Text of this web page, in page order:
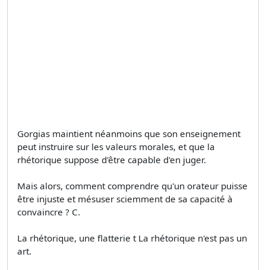
Gorgias maintient néanmoins que son enseignement
peut instruire sur les valeurs morales, et que la
rhétorique suppose d'être capable d'en juger.
Mais alors, comment comprendre qu'un orateur puisse
être injuste et mésuser sciemment de sa capacité à
convaincre ? C.
La rhétorique, une flatterie t La rhétorique n'est pas un
art.